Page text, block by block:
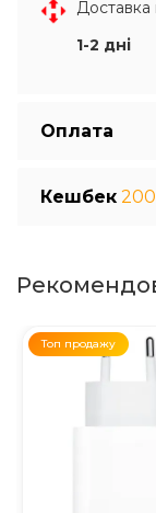
1-2 дні
Оплата
Кешбек
Топ продажу